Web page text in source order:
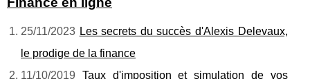
25/11/2023 Les secrets du succès d'Alexis Delevaux,
le prodige de la finance
11/10/2019 Taux d'imposition et simulation de vos